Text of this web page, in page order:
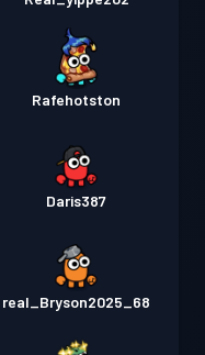
Rafehotston
Daris387
real_Bryson2025_68